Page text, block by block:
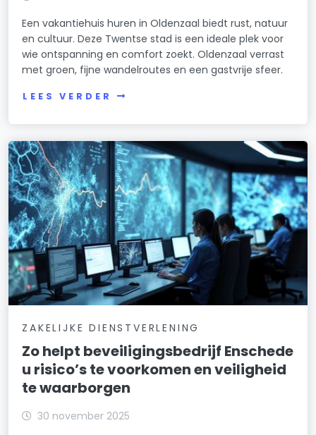
Een vakantiehuis huren in Oldenzaal biedt rust, natuur
en cultuur. Deze Twentse stad is een ideale plek voor
wie ontspanning en comfort zoekt. Oldenzaal verrast
met groen, fijne wandelroutes en een gastvrije sfeer.
LEES VERDER
ZAKELIJKE DIENSTVERLENING
Zo helpt beveiligingsbedrijf Enschede
u risico’s te voorkomen en veiligheid
te waarborgen
30 november 2025